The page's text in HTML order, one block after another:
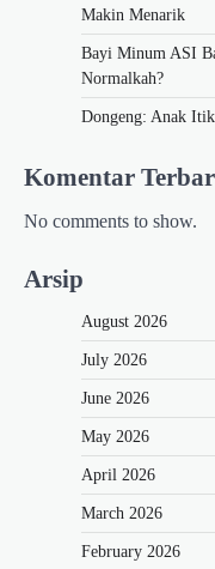
Makin Menarik
Bayi Minum ASI
Normalkah?
Dongeng: Anak
Komentar
No comments to show.
Arsip
August 2026
July 2026
June 2026
May 2026
April 2026
March 2026
February 2026